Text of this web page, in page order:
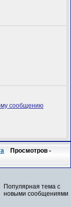
Просмотров -
Популярная тема с
новыми сообщениями